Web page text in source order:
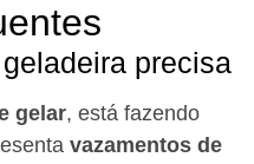
precisa
gelar, está fazendo
vazamentos de